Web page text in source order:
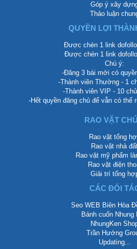
Góp ý xây
Thảo luận
QUYỀN LỢI
Được chèn 1 link
Được chèn 1 link
Chú ý:
-Đăng 3 bài mới có
-Thành viên Thường - 1
-Thành viên VIP - 10
-Hết quyền đăng chủ để vẫn có thể
RAO VẶT
Rao vặt tổng
Rao vặt nhà
Rao vặt mỹ phẩm
Rao vặt điện
Giải trí tổng
CÁC ĐỐI
Seo WEB Biên Hòa
Bánh cuốn Nhung
NhungKen
Trần Hướng
Updating...